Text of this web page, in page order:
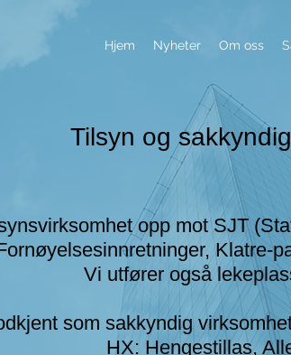
Hjem Nyheter Om oss
Tilsyn og
opp mot SJT
Klatre-
Vi utfører også
som sakkyndig
HX: Hengestillas,